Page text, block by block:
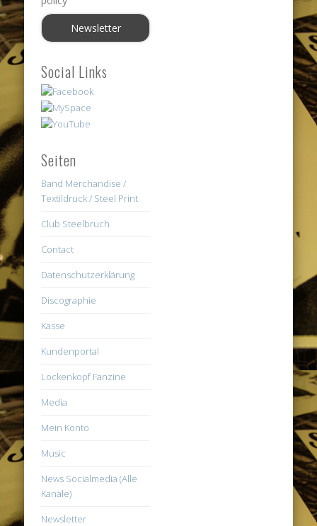
Social Links
Seiten
Band Merchandise /
Textildruck / Steel Print
Club Steelbruch
Contact
Datenschutzerklärung
Discographie
Kasse
Kundenportal
Lockenkopf Fanzine
Media
Mein Konto
Music
News Socialmedia (Alle
Kanäle)
Newsletter